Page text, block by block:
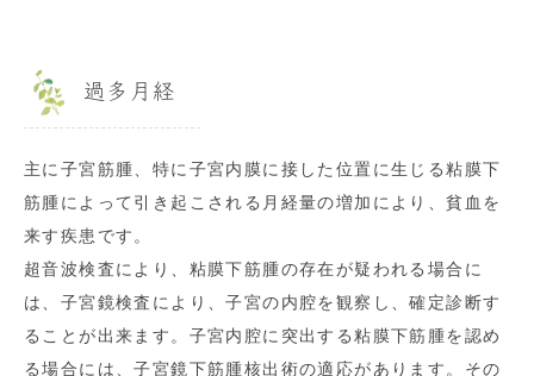
過多月経
主に子宮筋腫、特に子宮内膜に接した位置に生じる粘膜下
筋腫によって引き起こされる月経量の増加により、貧血を
来す疾患です。
超音波検査により、粘膜下筋腫の存在が疑われる場合に
は、子宮鏡検査により、子宮の内腔を観察し、確定診断す
ることが出来ます。子宮内腔に突出する粘膜下筋腫を認め
る場合には、子宮鏡下筋腫核出術の適応があります。その